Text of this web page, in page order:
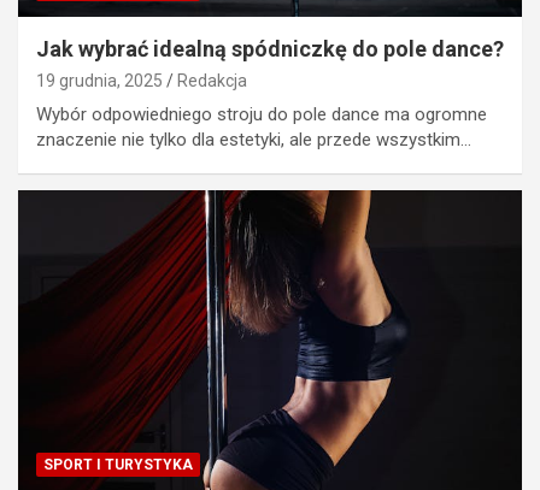
Jak wybrać idealną spódniczkę do pole dance?
19 grudnia, 2025 Redakcja
Wybór odpowiedniego stroju do pole dance ma ogromne
znaczenie nie tylko dla estetyki, ale przede wszystkim…
SPORT I TURYSTYKA